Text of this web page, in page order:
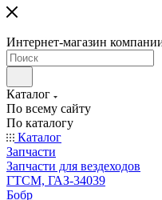
Интернет-магазин
Каталог
По всему сайту
По каталогу
Каталог
Запчасти
Запчасти для вездеходов
ГТСМ, ГАЗ-34039
Бобр